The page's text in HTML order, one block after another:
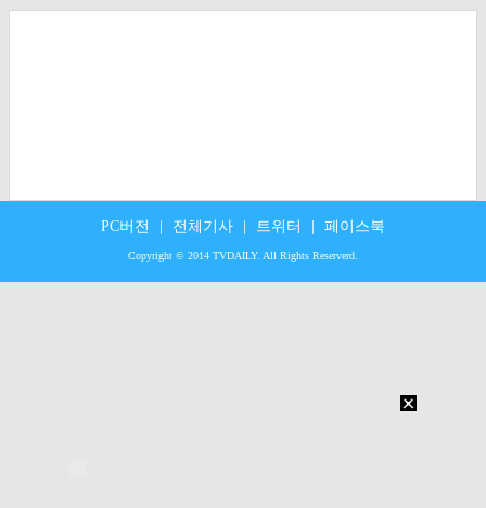
PC버전 전체기사 트위터 페이스북
Copyright © 2014 TVDAILY. All Rights Reserverd.